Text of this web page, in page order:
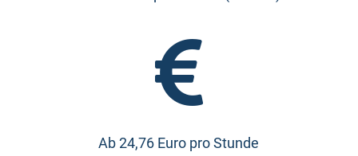

Ab 24,76 Euro pro Stunde